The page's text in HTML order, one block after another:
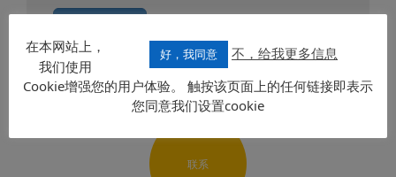
联系
好，我同意 不，给我更多信息
在本网站上，
我们使用
Cookie增强您的用户体验。 触按该页面上的任何链接即表示
您同意我们设置cookie